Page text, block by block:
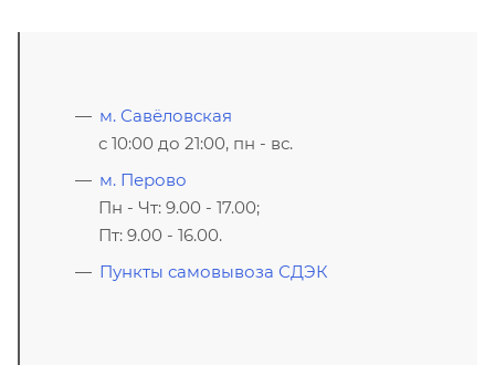
м. Савёловская
с 10:00 до 21:00, пн - вс.
м. Перово
Пн - Чт: 9.00 - 17.00;
Пт: 9.00 - 16.00.
Пункты самовывоза СДЭК